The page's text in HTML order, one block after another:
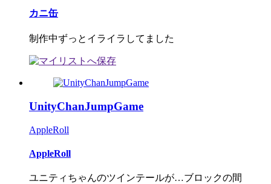
カニ缶
制作中ずっとイライラしてました
UnityChanJumpGame
AppleRoll
AppleRoll
ユニティちゃんのツインテールが…ブロックの間